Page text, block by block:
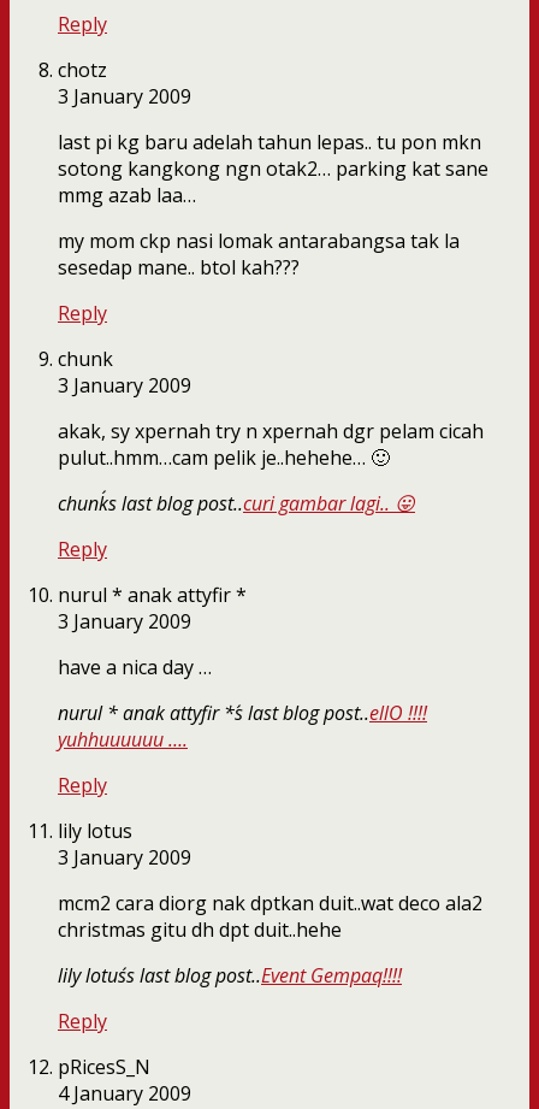
Reply
chotz
3 January 2009
last pi kg baru adelah tahun lepas.. tu pon mkn
sotong kangkong ngn otak2… parking kat sane
mmg azab laa…
my mom ckp nasi lomak antarabangsa tak la
sesedap mane.. btol kah???
Reply
chunk
3 January 2009
akak, sy xpernah try n xpernah dgr pelam cicah
pulut..hmm…cam pelik je..hehehe… 🙂
chunk´s last blog post..curi gambar lagi.. 😛
Reply
nurul * anak attyfir *
3 January 2009
have a nica day …
nurul * anak attyfir *´s last blog post..ellO !!!!
yuhhuuuuuu ….
Reply
lily lotus
3 January 2009
mcm2 cara diorg nak dptkan duit..wat deco ala2
christmas gitu dh dpt duit..hehe
lily lotus´s last blog post..Event Gempaq!!!!
Reply
pRicesS_N
4 January 2009